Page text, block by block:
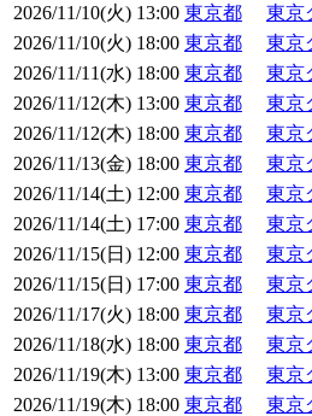
2026/11/10(火) 13:00 東京都
東京
2026/11/10(火) 18:00 東京都
東京
2026/11/11(水) 18:00 東京都
東京
2026/11/12(木) 13:00 東京都
東京
2026/11/12(木) 18:00 東京都
東京
2026/11/13(金) 18:00 東京都
東京
2026/11/14(土) 12:00 東京都
東京
2026/11/14(土) 17:00 東京都
東京
2026/11/15(日) 12:00 東京都
東京
2026/11/15(日) 17:00 東京都
東京
2026/11/17(火) 18:00 東京都
東京
2026/11/18(水) 18:00 東京都
東京
2026/11/19(木) 13:00 東京都
東京
2026/11/19(木) 18:00 東京都
東京